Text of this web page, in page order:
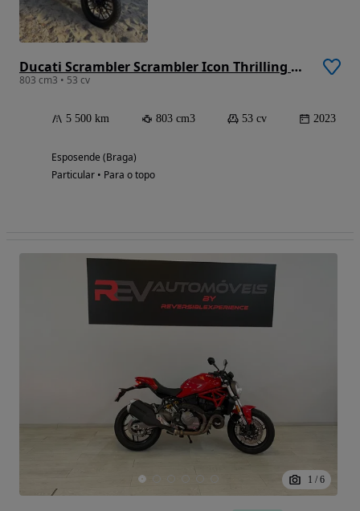
Ducati Scrambler Scrambler Icon Thrilling Black
803 cm3 • 53 cv
5 500 km 803 cm3 53 cv 2023
Esposende (Braga)
Particular • Para o topo
1 / 6